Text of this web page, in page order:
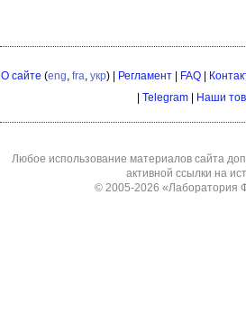
О сайте (eng, fra, укр) | Регламент| FAQ|
Telegram Наши
Любое использование материалов сайта
активной ссылки на
© 2005-2026 «Лаборатория